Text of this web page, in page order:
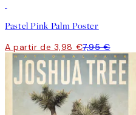
Pastel Pink Palm Poster
A partir de 3,98 €7,95 €